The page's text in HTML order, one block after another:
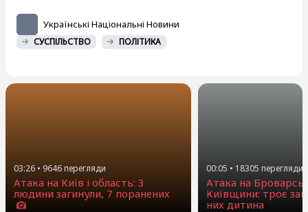
Українські Національні Новини
СУСПІЛЬСТВО ПОЛІТИКА
03:26 • 9646перегляди
Атака на Київ і область: 3
людини загинули, 7 поранених
00:05 • 18305 перегляди
Атака на
Київщини: троє
них дитина